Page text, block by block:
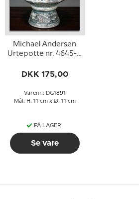
Michael Andersen
Urtepotte nr. 4645-1,
Åkirkeby Kirke på
DKK 175,00
Varenr.: DG1891
Mål: H: 11 cm x Ø: 11 cm
PÅ LAGER
Se vare